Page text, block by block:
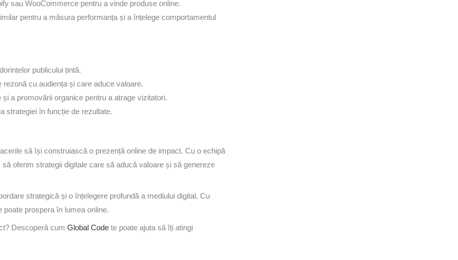
sau WooCommerce pentru a vinde produse online.
pentru a măsura performanța și a înțelege comportamentul
publicului țintă.
rezonă cu audiența și care aduce valoare.
și a promovării organice pentru a atrage vizitatori.
strategiei în funcție de rezultate.
să își construiască o prezență online de impact. Cu o echipă
oferim strategii digitale care să aducă valoare și să genereze
strategică și o înțelegere profundă a mediului digital. Cu
poate prospera în lumea online.
Descoperă cum Global Code te poate ajuta să îți atingi